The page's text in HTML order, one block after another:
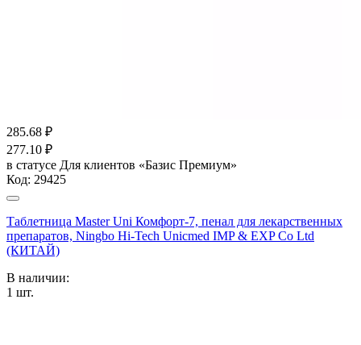
285.68 ₽
277.10 ₽
в статусе Для клиентов «Базис Премиум»
Код: 29425
Таблетница Master Uni Комфорт-7, пенал для лекарственных
препаратов, Ningbo Hi-Tech Unicmed IMP & EXP Co Ltd
(КИТАЙ)
В наличии:
1 шт.